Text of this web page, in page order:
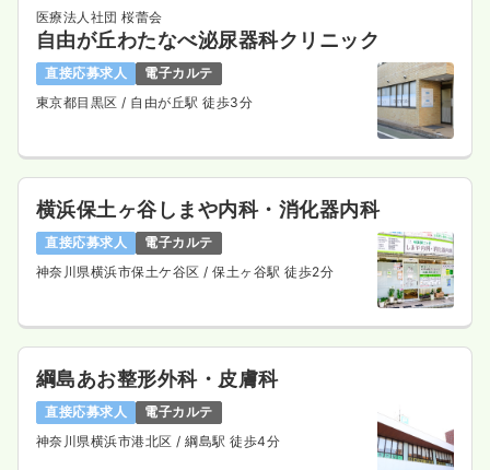
気になる
検診・健診正看護師 一般＋療養
給与 26.4万円〜 /月 賞与2.3ヶ月
時間 8:30～17:30
日祝休み
年間休日120日 4週8休以上
担当業務未経験可
気になる 詳細を見る
日勤のみ（パート）
医療法人社団 桜蕾会
自由が丘わたなべ泌尿器科クリニック
直接応募求人
電子カルテ
東京都目黒区 / 自由が丘駅 徒歩3分
横浜保土ヶ谷しまや内科・消化器内科
直接応募求人
電子カルテ
神奈川県横浜市保土ケ谷区 / 保土ヶ谷駅 徒歩2分
綱島あお整形外科・皮膚科
直接応募求人
電子カルテ
神奈川県横浜市港北区 / 綱島駅 徒歩4分